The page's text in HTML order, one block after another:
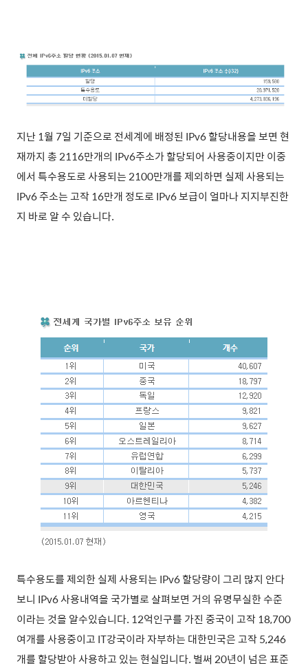
지난 1월 7일 기준으로 전세계에 배정된 IPv6 할당내용을 보면 현
재까지 총 2116만개의 IPv6주소가 할당되어 사용중이지만 이중
에서 특수용도로 사용되는 2100만개를 제외하면 실제 사용되는
IPv6 주소는 고작 16만개 정도로 IPv6 보급이 얼마나 지지부진한
지 바로 알 수 있습니다.
특수용도를 제외한 실제 사용되는 IPv6 할당량이 그리 많지 안다
보니 IPv6 사용내역을 국가별로 살펴보면 거의 유명무실한 수준
이라는 것을 알수있습니다. 12억인구를 가진 중국이 고작 18,700
여개를 사용중이고 IT강국이라 자부하는 대한민국은 고작 5,246
개를 할당받아 사용하고 있는 현실입니다. 벌써 20년이 넘은 표준